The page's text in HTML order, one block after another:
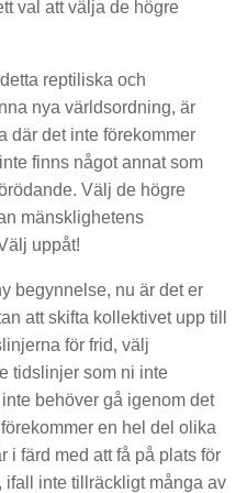
val att välja de högre
reptiliska och
nya världsordning, är
där det inte förekommer
finns något annat som
Välj de högre
mänsklighetens
uppåt!
begynnelse, nu är det er
att skifta kollektivet upp till
för frid, välj
tidslinjer som ni inte
behöver gå igenom det
en hel del olika
i färd med att få på plats för
ifall inte tillräckligt många av